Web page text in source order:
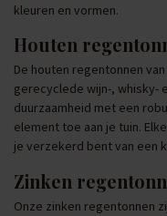
kleuren en vormen.
Houten
De houten regentonnen
gerecyclede wijn-, whisky-
duurzaamheid met een
element toe aan je tuin.
je verzekerd bent van een
Zinken
Onze zinken regentonnen